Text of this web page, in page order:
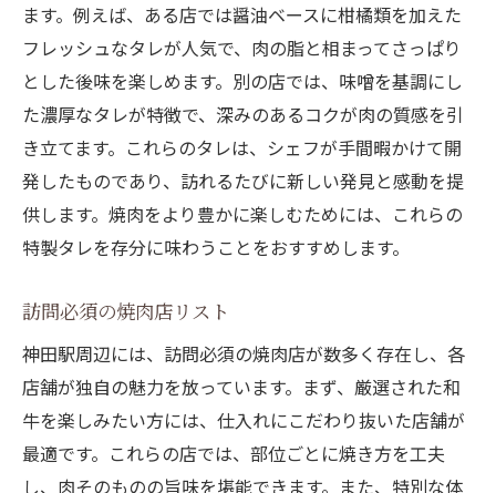
ます。例えば、ある店では醤油ベースに柑橘類を加えた
フレッシュなタレが人気で、肉の脂と相まってさっぱり
とした後味を楽しめます。別の店では、味噌を基調にし
た濃厚なタレが特徴で、深みのあるコクが肉の質感を引
き立てます。これらのタレは、シェフが手間暇かけて開
発したものであり、訪れるたびに新しい発見と感動を提
供します。焼肉をより豊かに楽しむためには、これらの
特製タレを存分に味わうことをおすすめします。
訪問必須の焼肉店リスト
神田駅周辺には、訪問必須の焼肉店が数多く存在し、各
店舗が独自の魅力を放っています。まず、厳選された和
牛を楽しみたい方には、仕入れにこだわり抜いた店舗が
最適です。これらの店では、部位ごとに焼き方を工夫
し、肉そのものの旨味を堪能できます。また、特別な体